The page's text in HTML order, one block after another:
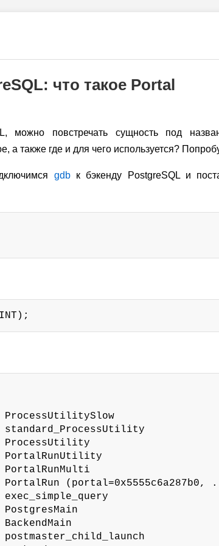
что такое Portal
можно повстречать сущность под
а также где и для чего используется?
gdbк бэкенду PostgreSQL и
ProcessUtilitySlow
standard_ProcessUtility
ProcessUtility
PortalRunUtility
PortalRunMulti
PortalRun
postmaster_child_launch